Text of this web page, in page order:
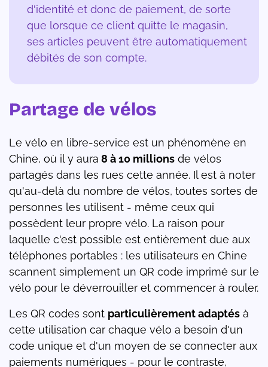
d'identité et donc de paiement, de sorte
que lorsque ce client quitte le magasin,
ses articles peuvent être automatiquement
débités de son compte.
Partage de vélos
Le vélo en libre-service est un phénomène en
Chine, où il y aura 8 à 10 millions de vélos
partagés dans les rues cette année. Il est à noter
qu'au-delà du nombre de vélos, toutes sortes de
personnes les utilisent - même ceux qui
possèdent leur propre vélo. La raison pour
laquelle c'est possible est entièrement due aux
téléphones portables : les utilisateurs en Chine
scannent simplement un QR code imprimé sur le
vélo pour le déverrouiller et commencer à rouler.
Les QR codes sont particulièrement adaptés à
cette utilisation car chaque vélo a besoin d'un
code unique et d'un moyen de se connecter aux
paiements numériques - pour le contraste,